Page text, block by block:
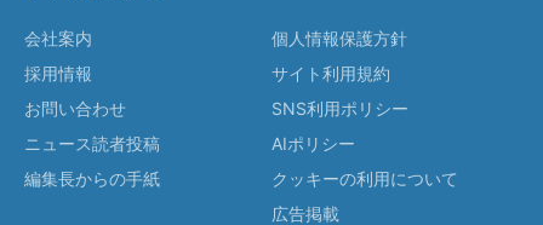
会社案内
採用情報
お問い合わせ
ニュース読者投稿
編集長からの手紙
個人情報保護方針
サイト利用規約
SNS利用ポリシー
AIポリシー
クッキーの利用について
広告掲載